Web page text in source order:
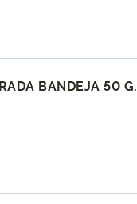
BANDEJA 50 G.